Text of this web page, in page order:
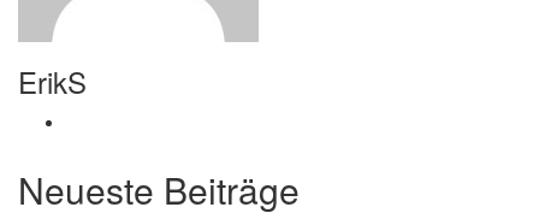
ErikS
Neueste Beiträge